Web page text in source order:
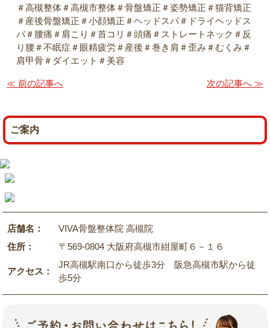
＃高槻整体＃高槻市整体＃骨盤矯正＃姿勢矯正＃猫背矯正
＃産後骨盤矯正＃小顔矯正＃ヘッドスパ＃ドライヘッドス
パ＃腰痛＃肩こり＃首コリ＃頭痛＃ストレートネック＃反
り腰＃不眠症＃眼精疲労＃産後＃巻き肩＃歪み＃むくみ＃
肩甲骨＃ダイエット＃美容
≪ 前の記事へ 次の記事へ ≫
ご案内
店舗名：
VIVA骨盤整体院 高槻院
住所：
〒569-0804 大阪府高槻市紺屋町６－１６
アクセス：
JR高槻駅南口から徒歩3分 阪急高槻市駅から徒
歩5分